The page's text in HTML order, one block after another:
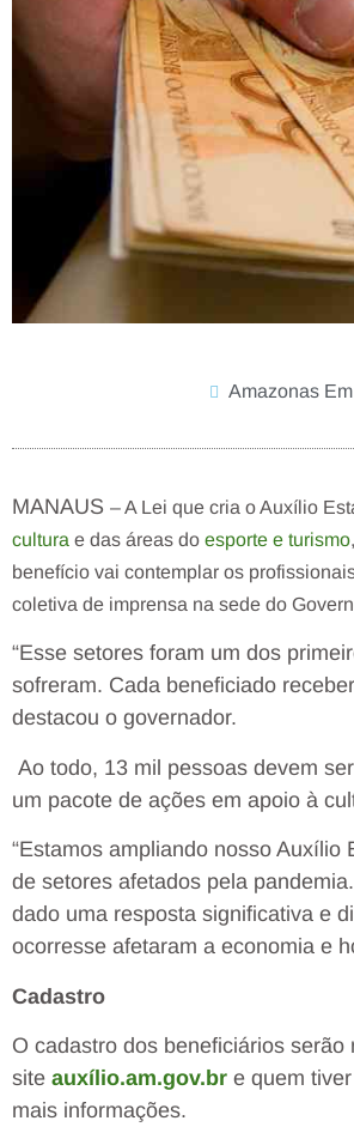
Amazonas
MANAUS – A Lei que cria o Auxílio
cultura e das áreas do esporte e turismo
benefício vai contemplar os
coletiva de imprensa na sede do
“Esse setores foram um dos
sofreram. Cada beneficiado
destacou o governador.
Ao todo, 13 mil pessoas devem
um pacote de ações em apoio à
“Estamos ampliando nosso
de setores afetados pela
dado uma resposta significativa e
ocorresse afetaram a economia e
Cadastro
O cadastro dos beneficiários
site auxílio.am.gov.br e quem
mais informações.